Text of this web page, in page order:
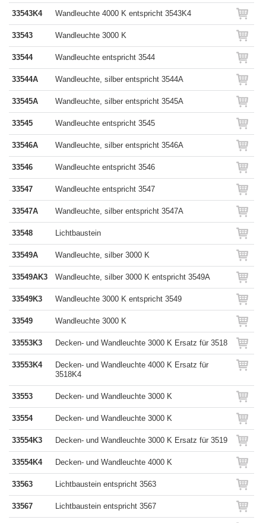
33543K4 Wandleuchte 4000 K entspricht 3543K4
33543 Wandleuchte 3000 K
33544 Wandleuchte entspricht 3544
33544A Wandleuchte, silber entspricht 3544A
33545A Wandleuchte, silber entspricht 3545A
33545 Wandleuchte entspricht 3545
33546A Wandleuchte, silber entspricht 3546A
33546 Wandleuchte entspricht 3546
33547 Wandleuchte entspricht 3547
33547A Wandleuchte, silber entspricht 3547A
33548 Lichtbaustein
33549A Wandleuchte, silber 3000 K
33549AK3 Wandleuchte, silber 3000 K entspricht 3549A
33549K3 Wandleuchte 3000 K entspricht 3549
33549 Wandleuchte 3000 K
33553K3 Decken- und Wandleuchte 3000 K Ersatz für 3518
33553K4
Decken- und Wandleuchte 4000 K Ersatz für
3518K4
33553 Decken- und Wandleuchte 3000 K
33554 Decken- und Wandleuchte 3000 K
33554K3 Decken- und Wandleuchte 3000 K Ersatz für 3519
33554K4 Decken- und Wandleuchte 4000 K
33563 Lichtbaustein entspricht 3563
33567 Lichtbaustein entspricht 3567